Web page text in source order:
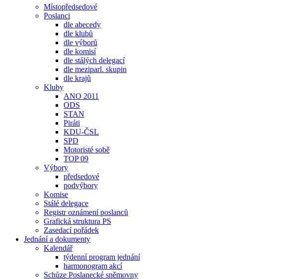
Místopředsedové
Poslanci
dle abecedy
dle klubů
dle výborů
dle komisí
dle stálých delegací
dle meziparl. skupin
dle krajů
Kluby
ANO 2011
ODS
STAN
Piráti
KDU-ČSL
SPD
Motoristé sobě
TOP 09
Výbory
předsedové
podvýbory
Komise
Stálé delegace
Registr oznámení poslanců
Grafická struktura PS
Zasedací pořádek
Jednání a dokumenty
Kalendář
týdenní program jednání
harmonogram akcí
Schůze Poslanecké sněmovny